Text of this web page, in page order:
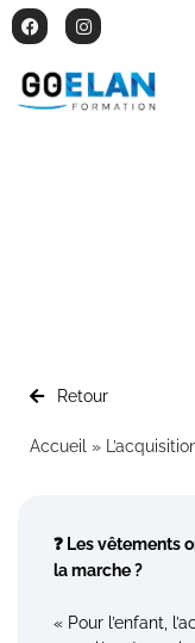
Retour
Accueil »
❓ Les vêtements
la marche ?
« Pour l’enfant,